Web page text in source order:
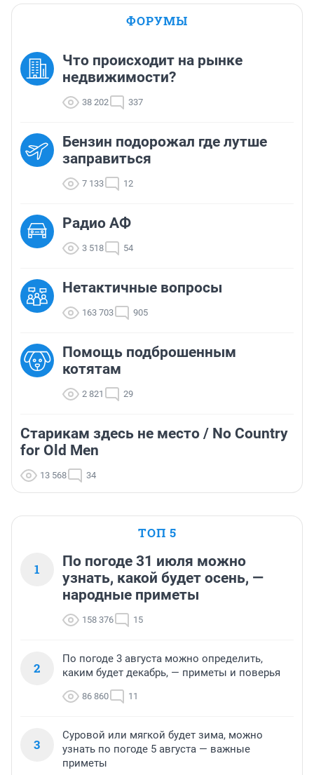
ФОРУМЫ
Что происходит на рынке
недвижимости?
38 202 337
Бензин подорожал где лутше
заправиться
7 133 12
Радио АФ
3 518 54
Нетактичные вопросы
163 703 905
Помощь подброшенным
котятам
2 821 29
Старикам здесь не место / No Country
for Old Men
13 568 34
ТОП 5
1
По погоде 31 июля можно
узнать, какой будет осень, —
народные приметы
158 376 15
2
По погоде 3 августа можно определить,
каким будет декабрь, — приметы и поверья
86 860 11
3
Суровой или мягкой будет зима, можно
узнать по погоде 5 августа — важные
приметы